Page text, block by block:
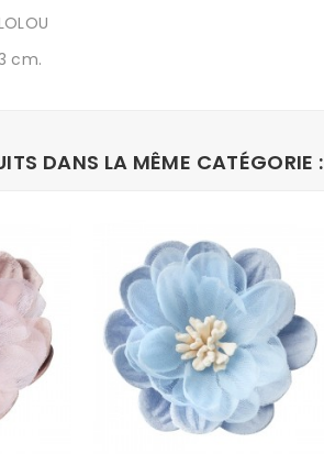
cm.
DANS LA MÊME CATÉGORIE :